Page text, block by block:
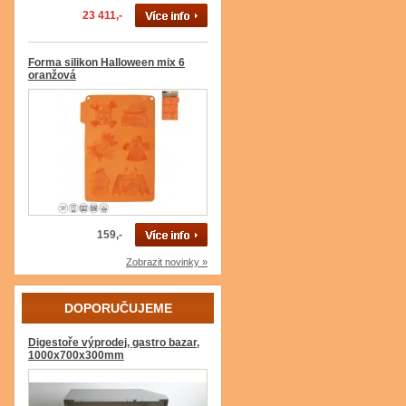
23 411,-
Forma silikon Halloween mix 6
oranžová
159,-
Zobrazit novinky »
DOPORUČUJEME
Digestoře výprodej, gastro bazar,
1000x700x300mm